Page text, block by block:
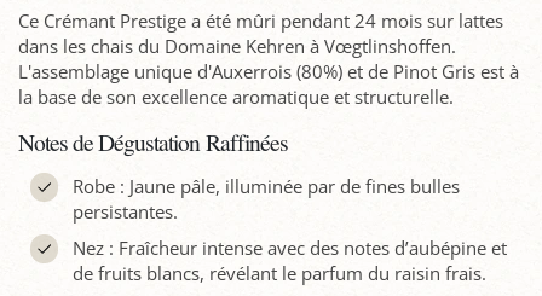
Ce Crémant Prestige a été mûri pendant 24 mois sur lattes
dans les chais du Domaine Kehren à Vœgtlinshoffen.
L'assemblage unique d'Auxerrois (80%) et de Pinot Gris est à
la base de son excellence aromatique et structurelle.
Notes de Dégustation Raffinées
Robe : Jaune pâle, illuminée par de fines bulles
persistantes.
Nez : Fraîcheur intense avec des notes d’aubépine et
de fruits blancs, révélant le parfum du raisin frais.